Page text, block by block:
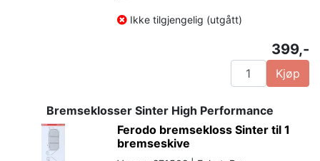
Ikke tilgjengelig (utgått)
399,-
Kjøp
Bremseklosser Sinter High Performance
Ferodo bremsekloss Sinter til 1
bremseskive